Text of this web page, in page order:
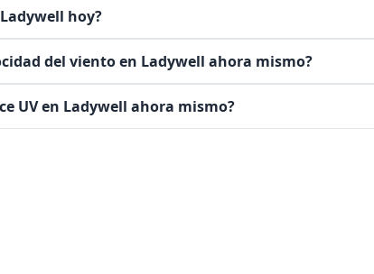
hoy?
del viento en Ladywell ahora mismo?
UV en Ladywell ahora mismo?